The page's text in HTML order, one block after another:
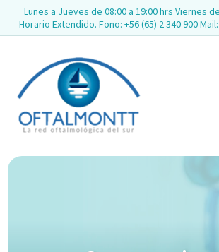
Lunes a Jueves de 08:00 a 19:00 hrs Viernes
Horario Extendido. Fono: +56 (65) 2 340 900